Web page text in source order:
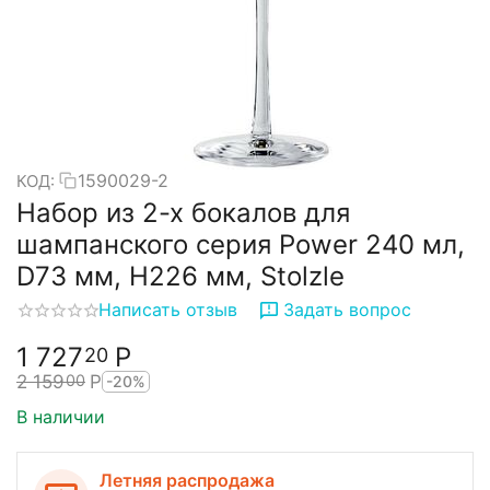
КОД: 1590029-2
Набор из 2-х бокалов для
шампанского серия Power 240 мл,
D73 мм, H226 мм, Stolzle
Написать отзыв Задать вопрос
1 72720 Р
2 15900 Р -20%
В наличии
Летняя распродажа